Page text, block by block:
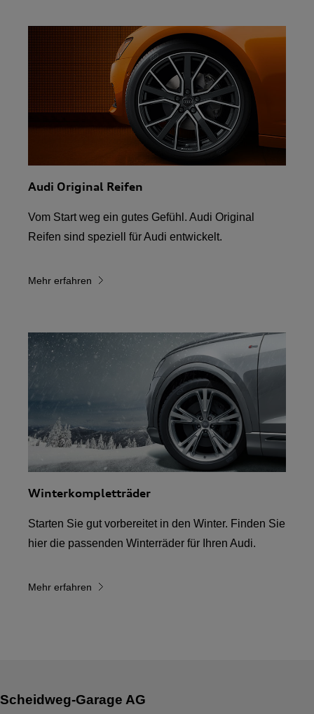
Audi Original Reifen
Vom Start weg ein gutes Gefühl. Audi Original
Reifen sind speziell für Audi entwickelt.
Mehr erfahren
Winterkompletträder
Starten Sie gut vorbereitet in den Winter. Finden Sie
hier die passenden Winterräder für Ihren Audi.
Mehr erfahren